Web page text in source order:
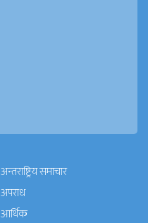
अन्तराष्ट्रिय समाचार
अपराध
आर्थिक